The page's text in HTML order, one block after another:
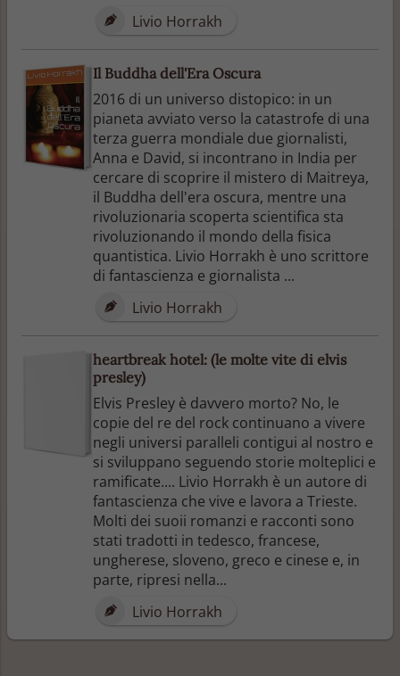
Livio Horrakh
Il Buddha dell'Era Oscura
2016 di un universo distopico: in un
pianeta avviato verso la catastrofe di una
terza guerra mondiale due giornalisti,
Anna e David, si incontrano in India per
cercare di scoprire il mistero di Maitreya,
il Buddha dell'era oscura, mentre una
rivoluzionaria scoperta scientifica sta
rivoluzionando il mondo della fisica
quantistica. Livio Horrakh è uno scrittore
di fantascienza e giornalista ...
Livio Horrakh
heartbreak hotel: (le molte vite di elvis
presley)
Elvis Presley è davvero morto? No, le
copie del re del rock continuano a vivere
negli universi paralleli contigui al nostro e
si sviluppano seguendo storie molteplici e
ramificate.... Livio Horrakh è un autore di
fantascienza che vive e lavora a Trieste.
Molti dei suoii romanzi e racconti sono
stati tradotti in tedesco, francese,
ungherese, sloveno, greco e cinese e, in
parte, ripresi nella...
Livio Horrakh